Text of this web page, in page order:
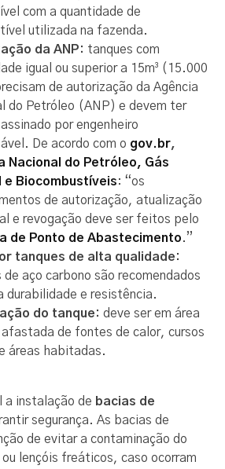
com a quantidade de
utilizada na fazenda.
da ANP: tanques com
igual ou superior a 15m³ (15.000
de autorização da Agência
do Petróleo (ANP) e devem ter
por engenheiro
De acordo com o gov.br,
Nacional do Petróleo, Gás
e Biocombustíveis: “os
de autorização, atualização
e revogação deve ser feitos pelo
de Ponto de Abastecimento.”
tanques de alta qualidade:
de aço carbono são recomendados
durabilidade e resistência.
do tanque: deve ser em área
de fontes de calor, cursos
áreas habitadas.
a instalação de bacias de
segurança. As bacias de
de evitar a contaminação do
lençóis freáticos, caso ocorram